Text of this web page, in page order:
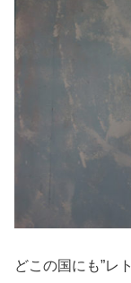
どこの国にも”レ